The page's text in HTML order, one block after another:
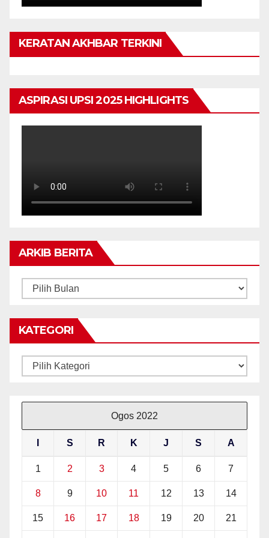
KERATAN AKHBAR TERKINI
ASPIRASI UPSI 2025 HIGHLIGHTS
ARKIB BERITA
ARKIB
KATEGORI
Kategori
Ogos 2022
S R K J S A
1 2 3 4 5 6 7
8 9 10 11 12 13 14
15 16 17 18 19 20 21